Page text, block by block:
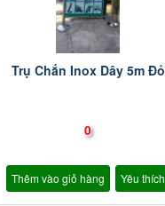
Trụ Chắn Inox Dây 5m Đỏ
0
Thêm vào giỏ hàng Yêu thích